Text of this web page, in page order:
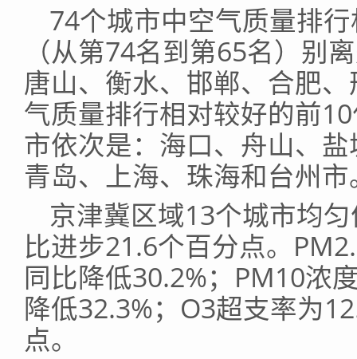
74个城市中空气质量排
（从第74名到第65名）别
唐山、衡水、邯郸、合肥
气质量排行相对较好的前
市依次是：海口、舟山、
青岛、上海、珠海和台州市
京津冀区域13个城市均
比进步21.6个百分点。
同比降低30.2%；PM10浓
降低32.3%；O3超支率为
点。